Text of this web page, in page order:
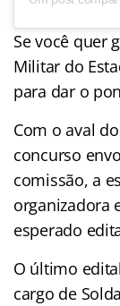
Se você quer
Militar do
para dar o
Com o aval
concurso
comissão, a
organizadora
esperado
O último
cargo de